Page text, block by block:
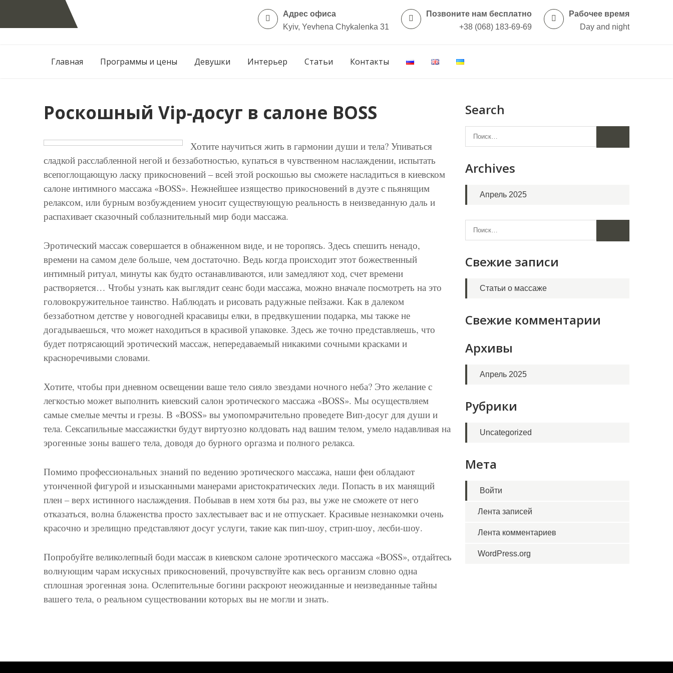
Адрес офиса
Kyiv, Yevhena Chykalenka 31
Позвоните нам бесплатно
+38 (068) 183-69-69
Рабочее время
Day and night
Главная Программы и цены Девушки Интерьер Статьи Контакты
Роскошный Vip-досуг в салоне BOSS
Хотите научиться жить в гармонии души и тела? Упиваться
сладкой расслабленной негой и беззаботностью, купаться в чувственном наслаждении, испытать
всепоглощающую ласку прикосновений – всей этой роскошью вы сможете насладиться в киевском
салоне интимного массажа «BOSS». Нежнейшее изящество прикосновений в дуэте с пьянящим
релаксом, или бурным возбуждением уносит существующую реальность в неизведанную даль и
распахивает сказочный соблазнительный мир боди массажа.
Эротический массаж совершается в обнаженном виде, и не торопясь. Здесь спешить ненадо,
времени на самом деле больше, чем достаточно. Ведь когда происходит этот божественный
интимный ритуал, минуты как будто останавливаются, или замедляют ход, счет времени
растворяется… Чтобы узнать как выглядит сеанс боди массажа, можно вначале посмотреть на это
головокружительное таинство. Наблюдать и рисовать радужные пейзажи. Как в далеком
беззаботном детстве у новогодней красавицы елки, в предвкушении подарка, мы также не
догадываешься, что может находиться в красивой упаковке. Здесь же точно представляешь, что
будет потрясающий эротический массаж, непередаваемый никакими сочными красками и
красноречивыми словами.
Хотите, чтобы при дневном освещении ваше тело сияло звездами ночного неба? Это желание с
легкостью может выполнить киевский салон эротического массажа «BOSS». Мы осуществляем
самые смелые мечты и грезы. В «BOSS» вы умопомрачительно проведете Вип-досуг для души и
тела. Сексапильные массажистки будут виртуозно колдовать над вашим телом, умело надавливая на
эрогенные зоны вашего тела, доводя до бурного оргазма и полного релакса.
Помимо профессиональных знаний по ведению эротического массажа, наши феи обладают
утонченной фигурой и изысканными манерами аристократических леди. Попасть в их манящий
плен – верх истинного наслаждения. Побывав в нем хотя бы раз, вы уже не сможете от него
отказаться, волна блаженства просто захлестывает вас и не отпускает. Красивые незнакомки очень
красочно и зрелищно представляют досуг услуги, такие как пип-шоу, стрип-шоу, лесби-шоу.
Попробуйте великолепный боди массаж в киевском салоне эротического массажа «BOSS», отдайтесь
волнующим чарам искусных прикосновений, прочувствуйте как весь организм словно одна
сплошная эрогенная зона. Ослепительные богини раскроют неожиданные и неизведанные тайны
вашего тела, о реальном существовании которых вы не могли и знать.
Search
Archives
Апрель 2025
Свежие записи
Статьи о массаже
Свежие комментарии
Архивы
Апрель 2025
Рубрики
Uncategorized
Мета
Войти
Лента записей
Лента комментариев
WordPress.org